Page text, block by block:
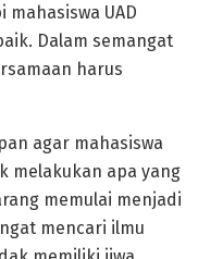
UAD
Dalam semangat
harus
agar mahasiswa
melakukan apa yang
memulai menjadi
mencari ilmu